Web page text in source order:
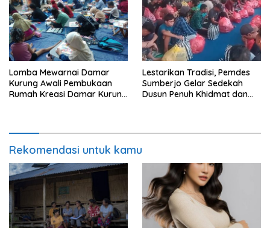
Lomba Mewarnai Damar
Kurung Awali Pembukaan
Rumah Kreasi Damar Kurung
Lestarikan Tradisi, Pemdes
Sumberjo Gelar Sedekah
Dusun Penuh Khidmat dan
Rekomendasi untuk kamu